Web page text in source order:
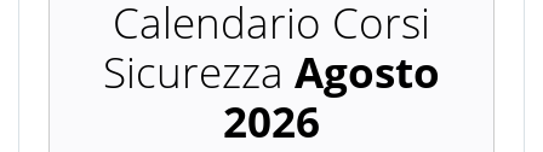
Agosto
2026